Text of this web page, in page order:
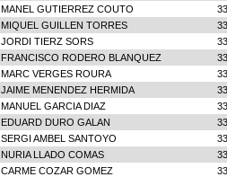
MANEL GUTIERREZ COUTO
MIQUEL GUILLEN TORRES
JORDI TIERZ SORS
FRANCISCO RODERO BLANQUEZ
MARC VERGES ROURA
JAIME MENENDEZ HERMIDA
MANUEL GARCIA DIAZ
EDUARD DURO GALAN
SERGI AMBEL SANTOYO
NURIA LLADO COMAS
CARME COZAR GOMEZ